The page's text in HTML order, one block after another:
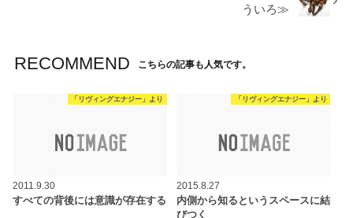
ういろ≫
RECOMMEND こちらの記事も人気です。
「リヴィングエナジー」より
2011.9.30
すべての背後には意識が存在する
「リヴィングエナジー」より
2015.8.27
内側から知るというスペースに結
びつく